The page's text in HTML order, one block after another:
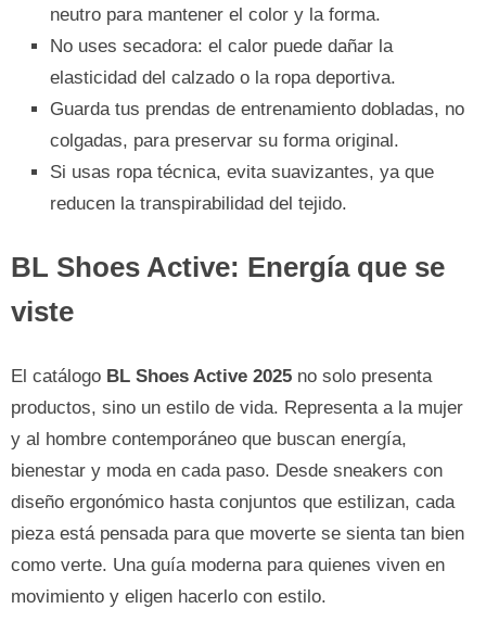
neutro para mantener el color y la forma.
No uses secadora: el calor puede dañar la
elasticidad del calzado o la ropa deportiva.
Guarda tus prendas de entrenamiento dobladas, no
colgadas, para preservar su forma original.
Si usas ropa técnica, evita suavizantes, ya que
reducen la transpirabilidad del tejido.
BL Shoes Active: Energía que se
viste
El catálogo BL Shoes Active 2025 no solo presenta
productos, sino un estilo de vida. Representa a la mujer
y al hombre contemporáneo que buscan energía,
bienestar y moda en cada paso. Desde sneakers con
diseño ergonómico hasta conjuntos que estilizan, cada
pieza está pensada para que moverte se sienta tan bien
como verte. Una guía moderna para quienes viven en
movimiento y eligen hacerlo con estilo.